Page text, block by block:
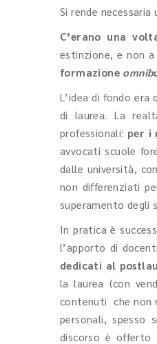
Si rende necessaria
C’erano una
estinzione, e non a
formazione
L’idea di fondo era
di laurea. La
professionali: per i
avvocati scuole
dalle università,
non differenziati
superamento
In pratica è
l’apporto di
dedicati al
la laurea (con
contenuti che non
personali, spesso
discorso è offerto